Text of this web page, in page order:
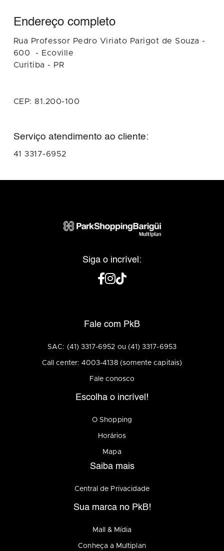
Endereço completo
Rua Professor Pedro Viriato Parigot de Souza -
600 - Ecoville
Curitiba - PR
CEP: 81.200-100
Serviço atendimento ao cliente:
41 3317-6952
Siga o incrível:
Fale com PkB
SAC: (41) 3317-6952 ou (41) 3317-6953
Call center: 4003-4138 (somente capitais)
Fale conosco
Escolha o incrível!
O Shopping
Horários
Mapa
Saiba mais
Central de Privacidade
Sua marca no PkB!
Mall & Mídia
Conheça a Multiplan